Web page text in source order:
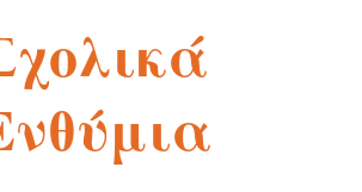
Πίστες
Παζλ Παιδικά
Παζλ Ενηλίκων
Κύβοι του Ρούμπικ
- Λούτρινα